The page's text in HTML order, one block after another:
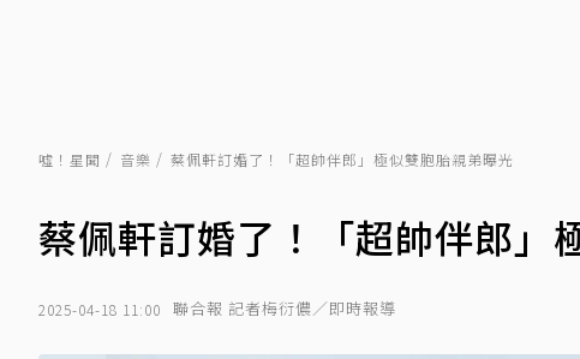
噓！星聞 音樂 蔡佩軒訂婚了！「超帥伴郎」極似雙胞胎親弟曝光
蔡佩軒訂婚了！「超帥伴郎」
2025-04-18 11:00 聯合報 記者梅衍儂／即時報導